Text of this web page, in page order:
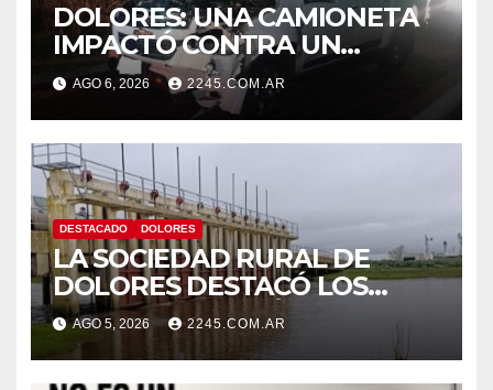
DOLORES: UNA CAMIONETA
IMPACTÓ CONTRA UN
ANIMAL VACUNO EN LA RUTA
63
AGO 6, 2026 2245.COM.AR
DESTACADO DOLORES
LA SOCIEDAD RURAL DE
DOLORES DESTACÓ LOS
TRABAJOS HIDRÁULICOS
REALIZADOS EN EL CANAL 1
AGO 5, 2026 2245.COM.AR